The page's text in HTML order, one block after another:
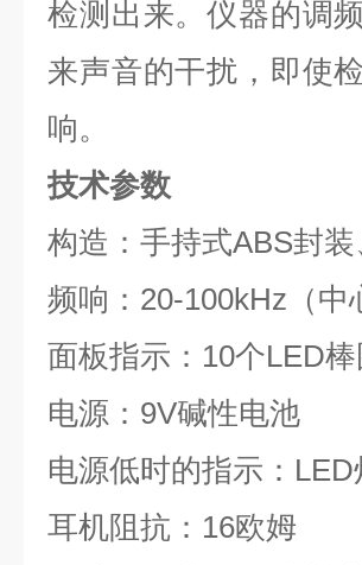
检测出来。仪器的调
来声音的干扰，即使
响。
技术参数
构造：手持式ABS封
频响：20-100kHz（
面板指示：10个LED棒
电源：9V碱性电池
电源低时的指示：LED
耳机阻抗：16欧姆